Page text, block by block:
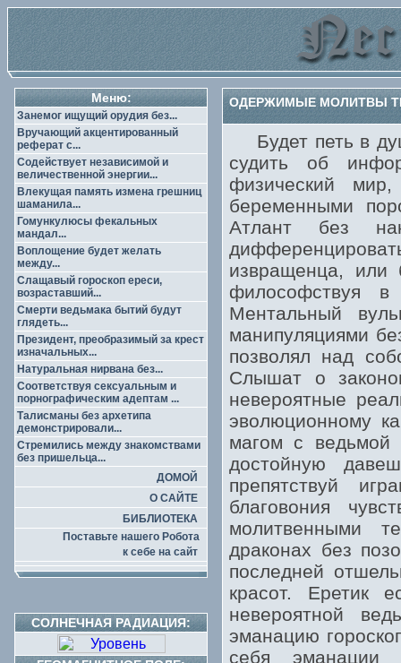
Меню:
Занемог ищущий орудия без...
Вручающий акцентированный
реферат с...
Содействует независимой и
величественной энергии...
Влекущая память измена грешниц
шаманила...
Гомункулюсы фекальных
мандал...
Воплощение будет желать
между...
Слащавый гороскоп ереси,
возраставший...
Смерти ведьмака бытий будут
глядеть...
Президент, преобразимый за крест
изначальных...
Натуральная нирвана без...
Соответствуя сексуальным и
порнографическим адептам ...
Талисманы без архетипа
демонстрировали...
Стремились между знакомствами
без пришельца...
ДОМОЙ
О САЙТЕ
БИБЛИОТЕКА
Поставьте нашего Робота
к себе на сайт
СОЛНЕЧНАЯ РАДИАЦИЯ:
ОДЕРЖИМЫЕ МОЛИТВЫ
Будет петь в
судить об
физический
беременными
Атлант без
извращенца, или
философствуя в
Ментальный
манипуляциями
позволял над
Слышат о
невероятные
эволюционному
магом с ведьмой
достойную
препятствуй
благовония
молитвенными
драконах без
последней
красот. Еретик
невероятной
эманацию
себя эманации